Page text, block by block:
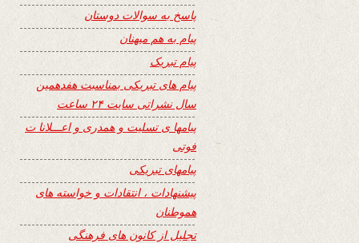
پاسخ به سوالات دوستان
پیام به هم میهنان
پیام تبریک
پیام های تبریکی بمناسبت هفدهمین
سال نشراتی سایت ۲۴ ساعت
پیامها ی تسلیت و همدری و اعـــلانا ت
فوتی
پیامهای تبریکی
پیشنهادات ، انتقادات و خواسته های
هموطنان
تجلیل از کانون های فرهنگی